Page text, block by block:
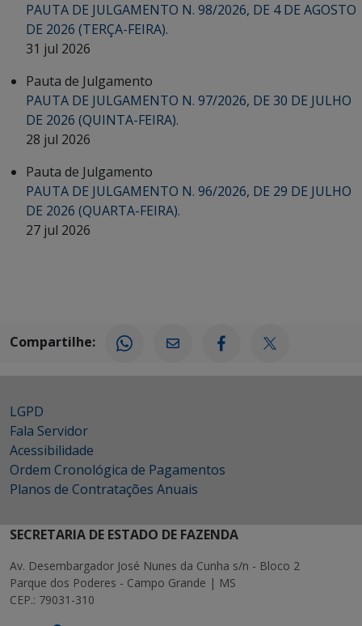
PAUTA DE JULGAMENTO N. 98/2026, DE 4 DE AGOSTO
DE 2026 (TERÇA-FEIRA).
31 jul 2026
Pauta de Julgamento
PAUTA DE JULGAMENTO N. 97/2026, DE 30 DE JULHO
DE 2026 (QUINTA-FEIRA).
28 jul 2026
Pauta de Julgamento
PAUTA DE JULGAMENTO N. 96/2026, DE 29 DE JULHO
DE 2026 (QUARTA-FEIRA).
27 jul 2026
Compartilhe:
LGPD
Fala Servidor
Acessibilidade
Ordem Cronológica de Pagamentos
Planos de Contratações Anuais
SECRETARIA DE ESTADO DE FAZENDA
Av. Desembargador José Nunes da Cunha s/n - Bloco 2
Parque dos Poderes - Campo Grande | MS
CEP.: 79031-310